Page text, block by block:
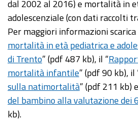
dal 2002 al 2016) e mortalità in
adolescenziale (con dati raccolti
Per maggiori informazioni scarica
mortalità in età pediatrica e
di Trento” (pdf 487 kb), il “
mortalità infantile” (pdf 90 kb), il
sulla natimortalità” (pdf 211 kb)
del bambino alla valutazione dei
kb).